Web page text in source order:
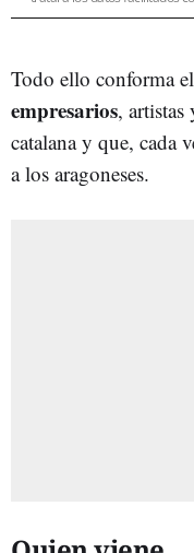
Todo ello conforma
empresarios, artistas
catalana y que, cada
a los aragoneses.